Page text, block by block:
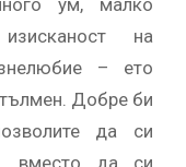
на
– ето
Добре би
да си
вместо да си